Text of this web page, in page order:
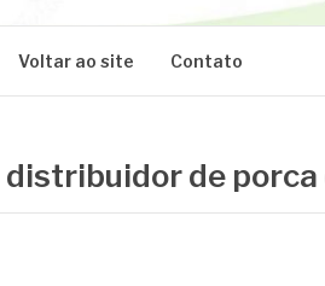
Voltar ao site Contato
distribuidor de